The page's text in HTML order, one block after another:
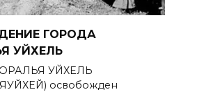
ГОРОДА
УЙХЕЛЬ
УЙХЕЛЬ
освобожден